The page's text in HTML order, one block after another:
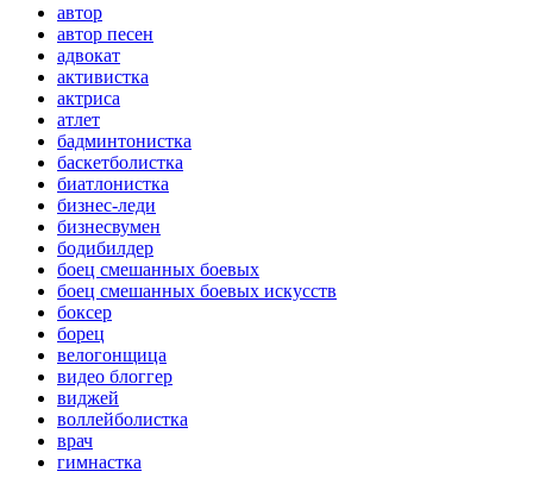
автор
автор песен
адвокат
активистка
актриса
атлет
бадминтонистка
баскетболистка
биатлонистка
бизнес-леди
бизнесвумен
бодибилдер
боец смешанных боевых
боец смешанных боевых искусств
боксер
борец
велогонщица
видео блоггер
виджей
воллейболистка
врач
гимнастка